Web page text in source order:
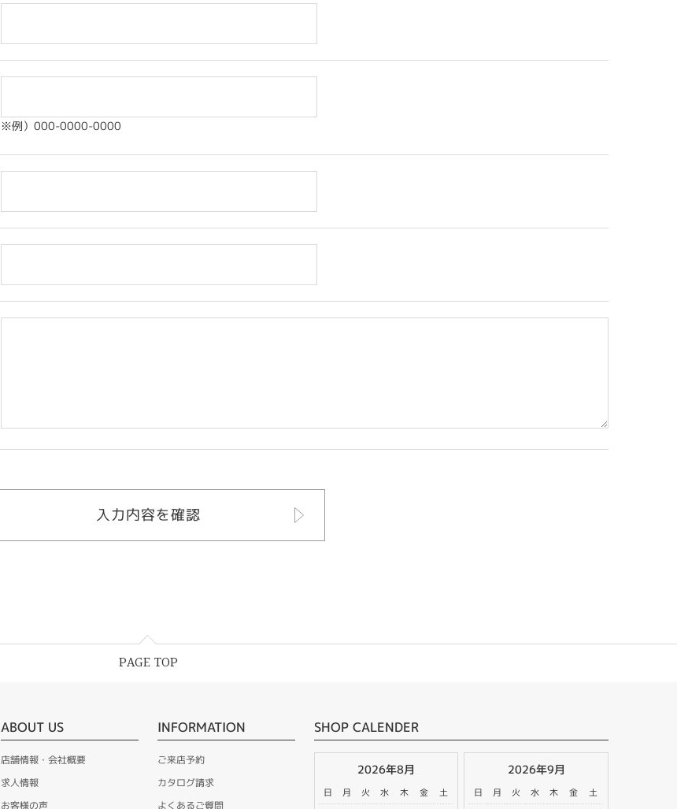
※例）000-0000-0000
PAGE TOP
ABOUT US
店舗情報・会社概要
求人情報
お客様の声
INFORMATION
ご来店予約
カタログ請求
よくあるご質問
SHOP CALENDER
2026年8月
日 月 火 水 木 金
土
2026年9月
日 月 火 水 木 金
土